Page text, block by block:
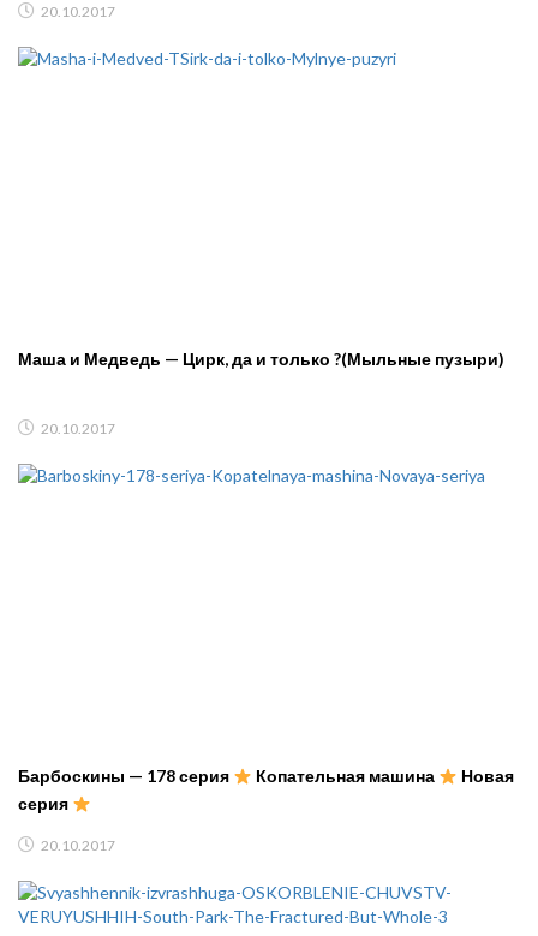
20.10.2017
Маша и Медведь — Цирк, да и только ?(Мыльные пузыри)
20.10.2017
Барбоскины — 178 серия Копательная машина
Новая
серия
20.10.2017